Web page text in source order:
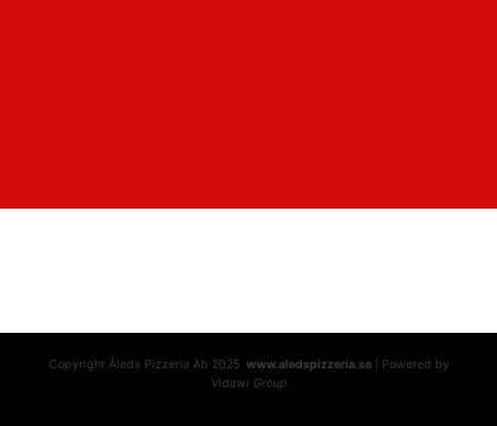
Copyright Åleds Pizzeria Ab 2025 www.aledspizzeria.se| Powered by
Vidawi Group